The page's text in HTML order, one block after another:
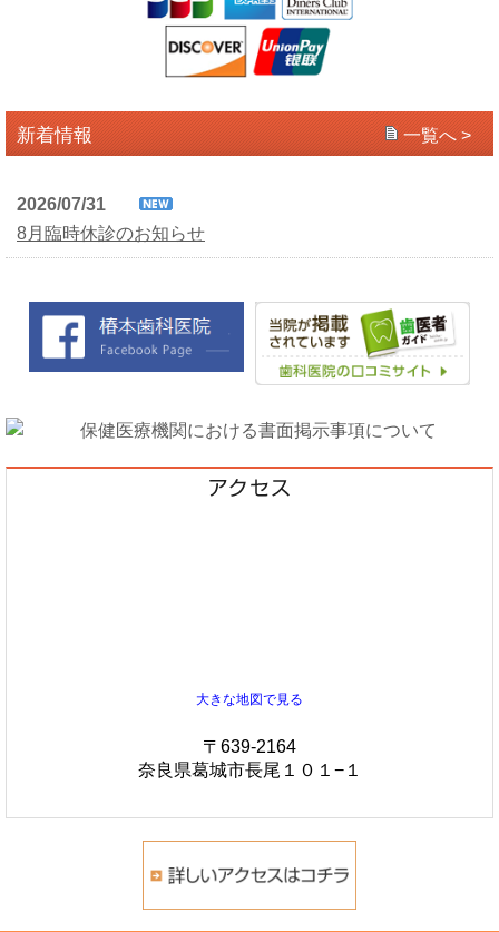
新着情報 一覧へ >
2026/07/31
8月臨時休診のお知らせ
大きな地図で見る
〒639-2164
奈良県葛城市長尾１０１−１